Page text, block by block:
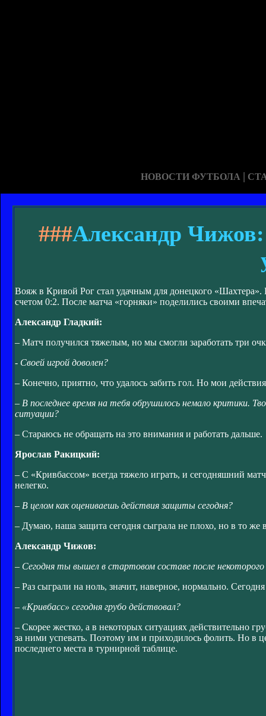
НОВОСТИ ФУТБОЛА |
###Александр
Вояж в Кривой Рог стал удачным для донецкого
счетом 0:2. После матча «горняки» поделились своими
Александр Гладкий:
– Матч получился тяжелым, но мы смогли заработать три
- Своей игрой доволен?
– Конечно, приятно, что удалось забить гол. Но мои
– В последнее время на тебя обрушилось немало критики.
ситуации?
– Стараюсь не обращать на это внимания и работать дальше.
Ярослав Ракицкий:
– С «Кривбассом» всегда тяжело играть, и сегодняшний
нелегко.
– В целом как оцениваешь действия защиты сегодня?
– Думаю, наша защита сегодня сыграла не плохо, но в то же
Александр Чижов:
– Сегодня ты вышел в стартовом составе после
– Раз сыграли на ноль, значит, наверное, нормально.
– «Кривбасс» сегодня грубо действовал?
– Скорее жестко, а в некоторых ситуациях действительно
за ними успевать. Поэтому им и приходилось фолить. Но в
последнего места в турнирной таблице.